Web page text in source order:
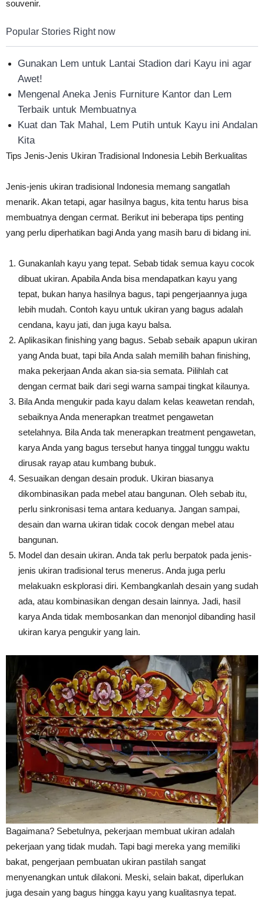
souvenir.
Popular Stories Right now
Gunakan Lem untuk Lantai Stadion dari Kayu ini agar
Awet!
Mengenal Aneka Jenis Furniture Kantor dan Lem
Terbaik untuk Membuatnya
Kuat dan Tak Mahal, Lem Putih untuk Kayu ini Andalan
Kita
Tips Jenis-Jenis Ukiran Tradisional Indonesia Lebih Berkualitas
Jenis-jenis ukiran tradisional Indonesia memang sangatlah
menarik. Akan tetapi, agar hasilnya bagus, kita tentu harus bisa
membuatnya dengan cermat. Berikut ini beberapa tips penting
yang perlu diperhatikan bagi Anda yang masih baru di bidang ini.
Gunakanlah kayu yang tepat. Sebab tidak semua kayu cocok
dibuat ukiran. Apabila Anda bisa mendapatkan kayu yang
tepat, bukan hanya hasilnya bagus, tapi pengerjaannya juga
lebih mudah. Contoh kayu untuk ukiran yang bagus adalah
cendana, kayu jati, dan juga kayu balsa.
Aplikasikan finishing yang bagus. Sebab sebaik apapun ukiran
yang Anda buat, tapi bila Anda salah memilih bahan finishing,
maka pekerjaan Anda akan sia-sia semata. Pilihlah cat
dengan cermat baik dari segi warna sampai tingkat kilaunya.
Bila Anda mengukir pada kayu dalam kelas keawetan rendah,
sebaiknya Anda menerapkan treatmet pengawetan
setelahnya. Bila Anda tak menerapkan treatment pengawetan,
karya Anda yang bagus tersebut hanya tinggal tunggu waktu
dirusak rayap atau kumbang bubuk.
Sesuaikan dengan desain produk. Ukiran biasanya
dikombinasikan pada mebel atau bangunan. Oleh sebab itu,
perlu sinkronisasi tema antara keduanya. Jangan sampai,
desain dan warna ukiran tidak cocok dengan mebel atau
bangunan.
Model dan desain ukiran. Anda tak perlu berpatok pada jenis-
jenis ukiran tradisional terus menerus. Anda juga perlu
melakuakn eskplorasi diri. Kembangkanlah desain yang sudah
ada, atau kombinasikan dengan desain lainnya. Jadi, hasil
karya Anda tidak membosankan dan menonjol dibanding hasil
ukiran karya pengukir yang lain.
Bagaimana? Sebetulnya, pekerjaan membuat ukiran adalah
pekerjaan yang tidak mudah. Tapi bagi mereka yang memiliki
bakat, pengerjaan pembuatan ukiran pastilah sangat
menyenangkan untuk dilakoni. Meski, selain bakat, diperlukan
juga desain yang bagus hingga kayu yang kualitasnya tepat.